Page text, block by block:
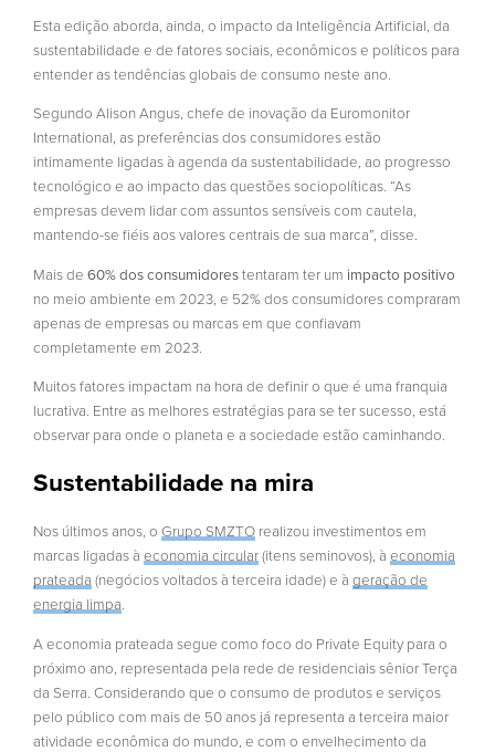
Esta edição aborda, ainda, o impacto da Inteligência Artificial, da
sustentabilidade e de fatores sociais, econômicos e políticos para
entender as tendências globais de consumo neste ano.
Segundo Alison Angus, chefe de inovação da Euromonitor
International, as preferências dos consumidores estão
intimamente ligadas à agenda da sustentabilidade, ao progresso
tecnológico e ao impacto das questões sociopolíticas. “As
empresas devem lidar com assuntos sensíveis com cautela,
mantendo-se fiéis aos valores centrais de sua marca”, disse.
Mais de 60% dos consumidorestentaram ter um impacto positivo
no meio ambiente em 2023, e 52% dos consumidores compraram
apenas de empresas ou marcas em que confiavam
completamente em 2023.
Muitos fatores impactam na hora de definir o que é uma franquia
lucrativa. Entre as melhores estratégias para se ter sucesso, está
observar para onde o planeta e a sociedade estão caminhando.
Sustentabilidade na mira
Nos últimos anos, o Grupo SMZTO realizou investimentos em
marcas ligadas à economia circular(itens seminovos), à economia
prateada (negócios voltados à terceira idade) e à geração de
energia limpa.
A economia prateada segue como foco do Private Equity para o
próximo ano, representada pela rede de residenciais sênior Terça
da Serra. Considerando que o consumo de produtos e serviços
pelo público com mais de 50 anos já representa a terceira maior
atividade econômica do mundo, e com o envelhecimento da